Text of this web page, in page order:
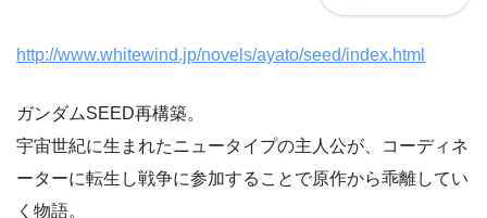
http://www.whitewind.jp/novels/ayato/seed/index.html
ガンダムSEED再構築。
宇宙世紀に生まれたニュータイプの主人公が、コーディネ
ーターに転生し戦争に参加することで原作から乖離してい
く物語。